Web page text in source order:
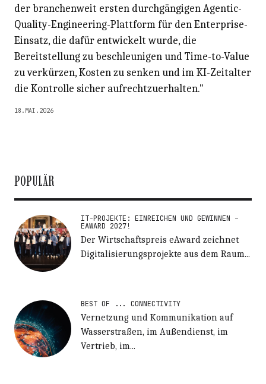
der branchenweit ersten durchgängigen Agentic-
Quality-Engineering-Plattform für den Enterprise-
Einsatz, die dafür entwickelt wurde, die
Bereitstellung zu beschleunigen und Time-to-Value
zu verkürzen, Kosten zu senken und im KI-Zeitalter
die Kontrolle sicher aufrechtzuerhalten."
18.MAI.2026
POPULÄR
IT-PROJEKTE: EINREICHEN UND GEWINNEN –
EAWARD 2027!
Der Wirtschaftspreis eAward zeichnet
Digitalisierungsprojekte aus dem Raum...
BEST OF ... CONNECTIVITY
Vernetzung und Kommunikation auf
Wasserstraßen, im Außendienst, im
Vertrieb, im...